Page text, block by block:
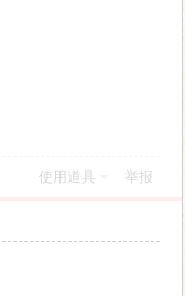
使用道具 举报